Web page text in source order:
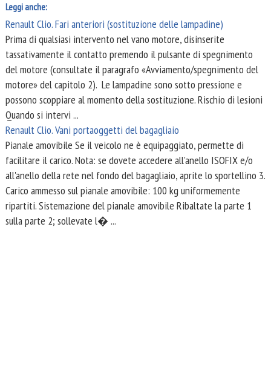
Leggi anche:
Renault Clio. Fari anteriori (sostituzione delle lampadine)
Prima di qualsiasi intervento nel vano motore, disinserite
tassativamente il contatto premendo il pulsante di spegnimento
del motore (consultate il paragrafo «Avviamento/spegnimento del
motore» del capitolo 2). Le lampadine sono sotto pressione e
possono scoppiare al momento della sostituzione. Rischio di lesioni
Quando si intervi ...
Renault Clio. Vani portaoggetti del bagagliaio
Pianale amovibile Se il veicolo ne è equipaggiato, permette di
facilitare il carico. Nota: se dovete accedere all’anello ISOFIX e/o
all'anello della rete nel fondo del bagagliaio, aprite lo sportellino 3.
Carico ammesso sul pianale amovibile: 100 kg uniformemente
ripartiti. Sistemazione del pianale amovibile Ribaltate la parte 1
sulla parte 2; sollevate l� ...